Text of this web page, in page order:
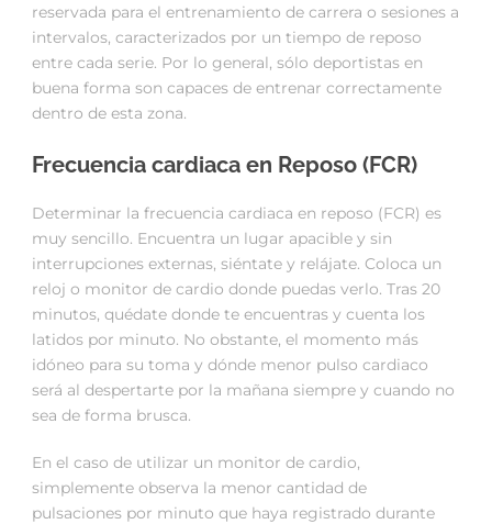
reservada para el entrenamiento de carrera o sesiones a
intervalos, caracterizados por un tiempo de reposo
entre cada serie. Por lo general, sólo deportistas en
buena forma son capaces de entrenar correctamente
dentro de esta zona.
Frecuencia cardiaca en Reposo (FCR)
Determinar la frecuencia cardiaca en reposo (FCR) es
muy sencillo. Encuentra un lugar apacible y sin
interrupciones externas, siéntate y relájate. Coloca un
reloj o monitor de cardio donde puedas verlo. Tras 20
minutos, quédate donde te encuentras y cuenta los
latidos por minuto. No obstante, el momento más
idóneo para su toma y dónde menor pulso cardiaco
será al despertarte por la mañana siempre y cuando no
sea de forma brusca.
En el caso de utilizar un monitor de cardio,
simplemente observa la menor cantidad de
pulsaciones por minuto que haya registrado durante